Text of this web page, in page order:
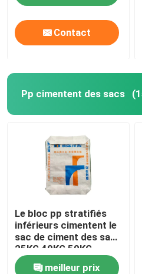
Contact
Pp cimentent des sacs
Le bloc pp stratifiés
inférieurs cimentent le
sac de ciment des sacs
25KG 40KG 50KG
Adstar
meilleur prix